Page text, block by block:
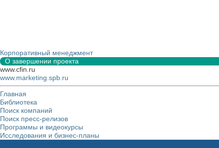
Корпоративный менеджмент
О завершении проекта
www.cfin.ru
www.marketing.spb.ru
Главная
Библиотека
Поиск компаний
Поиск пресс-релизов
Программы и видеокурсы
Исследования и бизнес-планы